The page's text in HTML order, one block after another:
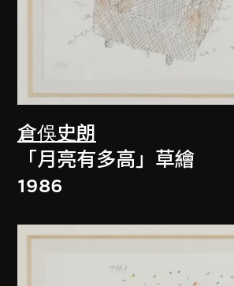
倉俁史朗
「月亮有多高」草繪
1986